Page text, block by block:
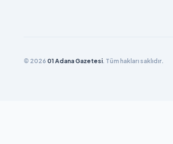
© 2026 01 Adana Gazetesi. Tüm hakları saklıdır.